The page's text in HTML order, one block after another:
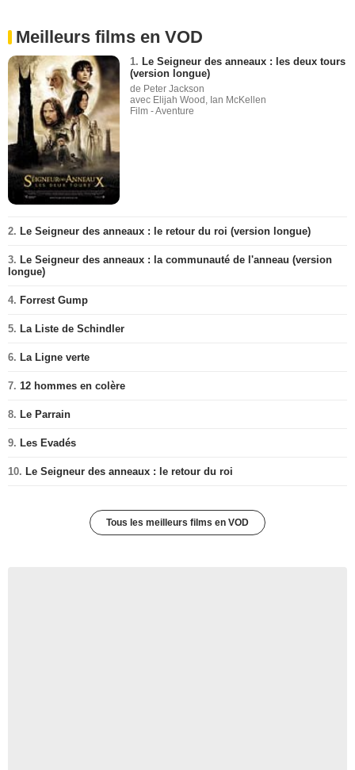
Meilleurs films en VOD
1. Le Seigneur des anneaux : les deux tours
(version longue)
de Peter Jackson
avec Elijah Wood, Ian McKellen
Film - Aventure
2. Le Seigneur des anneaux : le retour du roi (version longue)
3. Le Seigneur des anneaux : la communauté de l'anneau (version
longue)
4. Forrest Gump
5. La Liste de Schindler
6. La Ligne verte
7. 12 hommes en colère
8. Le Parrain
9. Les Evadés
10. Le Seigneur des anneaux : le retour du roi
Tous les meilleurs films en VOD